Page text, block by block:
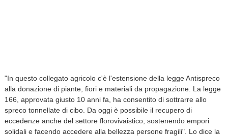
"In questo collegato agricolo c'è l'estensione della legge Antispreco
alla donazione di piante, fiori e materiali da propagazione. La legge
166, approvata giusto 10 anni fa, ha consentito di sottrarre allo
spreco tonnellate di cibo. Da oggi è possibile il recupero di
eccedenze anche del settore florovivaistico, sostenendo empori
solidali e facendo accedere alla bellezza persone fragili". Lo dice la